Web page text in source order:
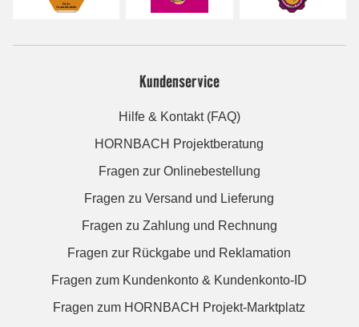
Kundenservice
Hilfe & Kontakt (FAQ)
HORNBACH Projektberatung
Fragen zur Onlinebestellung
Fragen zu Versand und Lieferung
Fragen zu Zahlung und Rechnung
Fragen zur Rückgabe und Reklamation
Fragen zum Kundenkonto & Kundenkonto-ID
Fragen zum HORNBACH Projekt-Marktplatz